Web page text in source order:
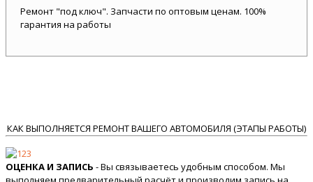
Ремонт "под ключ". Запчасти по оптовым ценам. 100%
гарантия на работы
КАК ВЫПОЛНЯЕТСЯ РЕМОНТ ВАШЕГО АВТОМОБИЛЯ (ЭТАПЫ РАБОТЫ)
ОЦЕНКА И ЗАПИСЬ - Вы связываетесь удобным способом. Мы